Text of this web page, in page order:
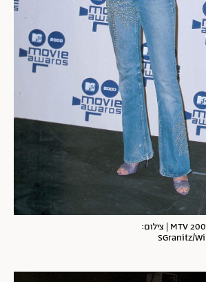
קמרון דיאז בטקס פרסי MTV 2000 | צילום:
SGranitz/